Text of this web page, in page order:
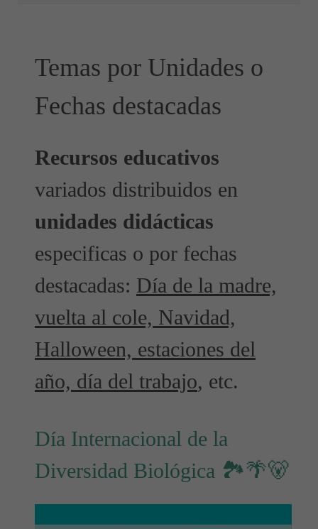
Temas por Unidades o
Fechas destacadas
Recursos educativos
variados distribuidos en
unidades didácticas
especificas o por fechas
destacadas: Día de la madre,
vuelta al cole, Navidad,
Halloween, estaciones del
año, día del trabajo, etc.
Día Internacional de la
Diversidad Biológica 🏞🌴🐻